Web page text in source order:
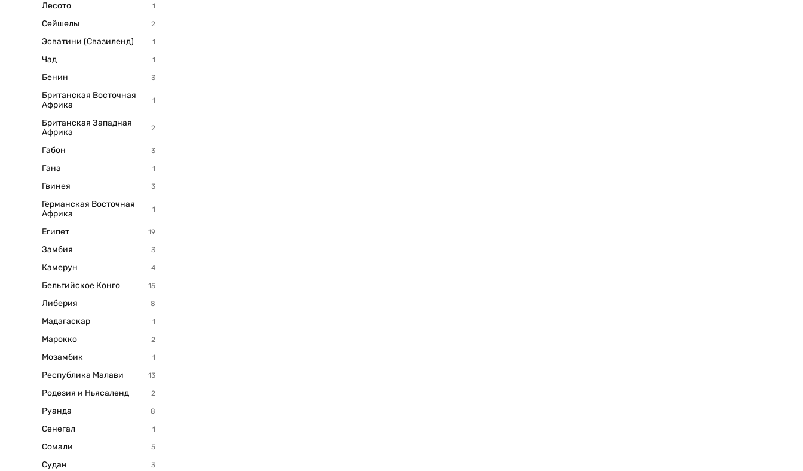
Лесото
Сейшелы
Эсватини (Свазиленд)
Чад
Бенин
Британская Восточная
Африка
Британская Западная
Африка
Габон
Гана
Гвинея
Германская Восточная
Африка
Египет
Замбия
Камерун
Бельгийское Конго
Либерия
Мадагаскар
Марокко
Мозамбик
Республика Малави
Родезия и Ньясаленд
Руанда
Сенегал
Сомали
Судан